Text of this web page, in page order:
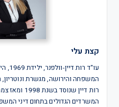
קצת עלי
עו"ד
המשפחה והירושה, מגשרת
רות דיין
המשרדים הגדולים בתחום דיני